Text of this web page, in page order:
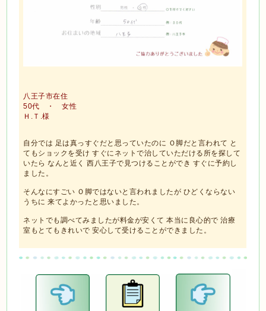
八王子市在住
50代 ・ 女性
Ｈ.Ｔ.様
自分では 足は真っすぐだと思っていたのに Ｏ脚だと言われて と
てもショックを受け すぐにネットで治していただける所を探して
いたら なんと近く 西八王子で見つけることができ すぐに予約し
ました。
そんなにすごい Ｏ脚ではないと言われましたが ひどくならない
うちに 来てよかったと思いました。
ネットでも調べてみましたが料金が安くて 本当に良心的で 治療
室もとてもきれいで 安心して受けることができました。